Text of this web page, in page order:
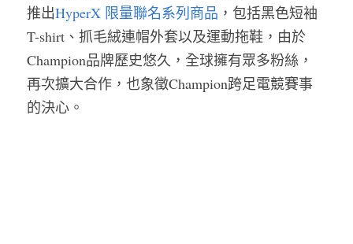
推出HyperX 限量聯名系列商品 ，包括黑色短袖
T-shirt、抓毛絨連帽外套以及運動拖鞋，由於
Champion品牌歷史悠久，全球擁有眾多粉絲，
再次擴大合作，也象徵Champion跨足電競賽事
的決心。